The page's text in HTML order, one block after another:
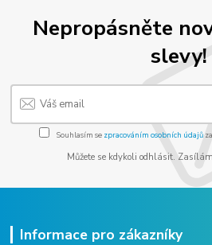
Nepropásněte
slevy!
Souhlasím se zpracováním osobních údajů
Můžete se kdykoli odhlásit.
Informace pro zákazníky